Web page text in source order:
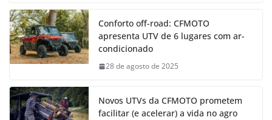
Conforto off-road: CFMOTO
apresenta UTV de 6 lugares com ar-
condicionado
28 de agosto de 2025
Novos UTVs da CFMOTO prometem
facilitar (e acelerar) a vida no agro